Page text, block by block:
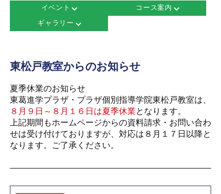
イベント
コース案内
ギャラリー
東松戸教室からのお知らせ
夏季休業のお知らせ
東葛進学プラザ・プラザ個別指導学院東松戸教室は、
８月９日～８月１６日は夏季休業 となります。
上記期間もホームページからの資料請求・お問い合わ
せは受け付けておりますが、対応は８月１７日以降と
なります。ご了承ください。